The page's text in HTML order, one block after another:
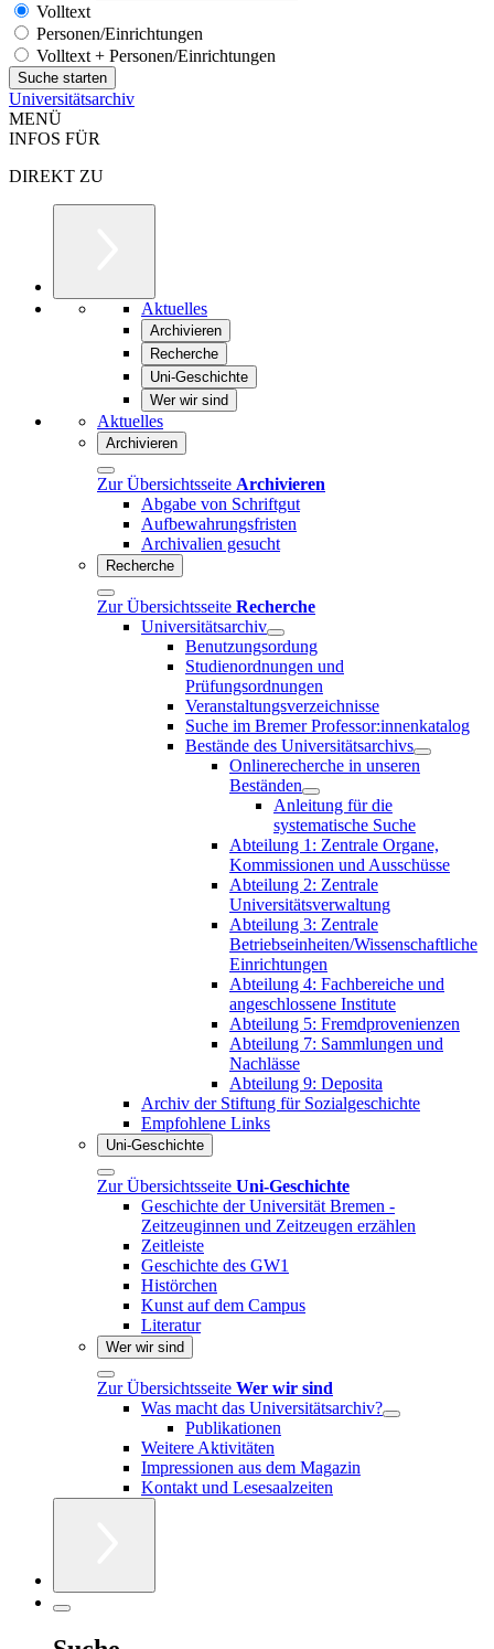
Volltext
Personen/Einrichtungen
Volltext + Personen/Einrichtungen
Universitätsarchiv
MENÜ
INFOS FÜR
DIREKT ZU
Aktuelles
Archivieren
Recherche
Uni-Geschichte
Wer wir sind
Aktuelles
Archivieren
Zur Übersichtsseite Archivieren
Abgabe von Schriftgut
Aufbewahrungsfristen
Archivalien gesucht
Recherche
Zur Übersichtsseite Recherche
Universitätsarchiv
Benutzungsordung
Studienordnungen und
Prüfungsordnungen
Veranstaltungsverzeichnisse
Suche im Bremer Professor:innenkatalog
Bestände des Universitätsarchivs
Onlinerecherche in unseren
Beständen
Anleitung für die
systematische Suche
Abteilung 1: Zentrale Organe,
Kommissionen und Ausschüsse
Abteilung 2: Zentrale
Universitätsverwaltung
Abteilung 3: Zentrale
Betriebseinheiten/Wissenschaftliche
Einrichtungen
Abteilung 4: Fachbereiche und
angeschlossene Institute
Abteilung 5: Fremdprovenienzen
Abteilung 7: Sammlungen und
Nachlässe
Abteilung 9: Deposita
Archiv der Stiftung für Sozialgeschichte
Empfohlene Links
Uni-Geschichte
Zur Übersichtsseite Uni-Geschichte
Geschichte der Universität Bremen -
Zeitzeuginnen und Zeitzeugen erzählen
Zeitleiste
Geschichte des GW1
Histörchen
Kunst auf dem Campus
Literatur
Wer wir sind
Zur Übersichtsseite Wer wir sind
Was macht das Universitätsarchiv?
Publikationen
Weitere Aktivitäten
Impressionen aus dem Magazin
Kontakt und Lesesaalzeiten